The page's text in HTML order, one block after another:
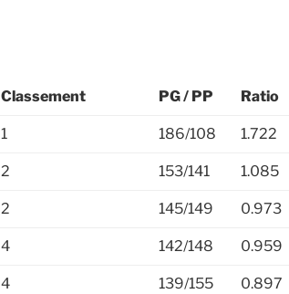
Classement PG / PP Ratio
1 186/108 1.722
2 153/141 1.085
2 145/149 0.973
4 142/148 0.959
4 139/155 0.897